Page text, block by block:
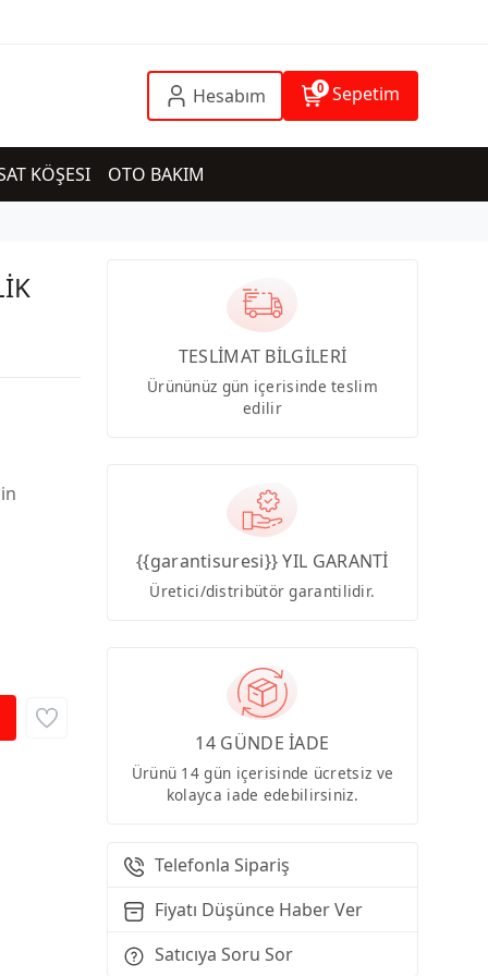
Hesabım 0 Sepetim
KÖŞESI OTO BAKIM
TESLİMAT BİLGİLERİ
Ürününüz gün içerisinde teslim
edilir
{{garantisuresi}} YIL GARANTİ
Üretici/distribütör garantilidir.
14 GÜNDE İADE
Ürünü 14 gün içerisinde ücretsiz ve
kolayca iade edebilirsiniz.
Telefonla Sipariş
Fiyatı Düşünce Haber Ver
Satıcıya Soru Sor